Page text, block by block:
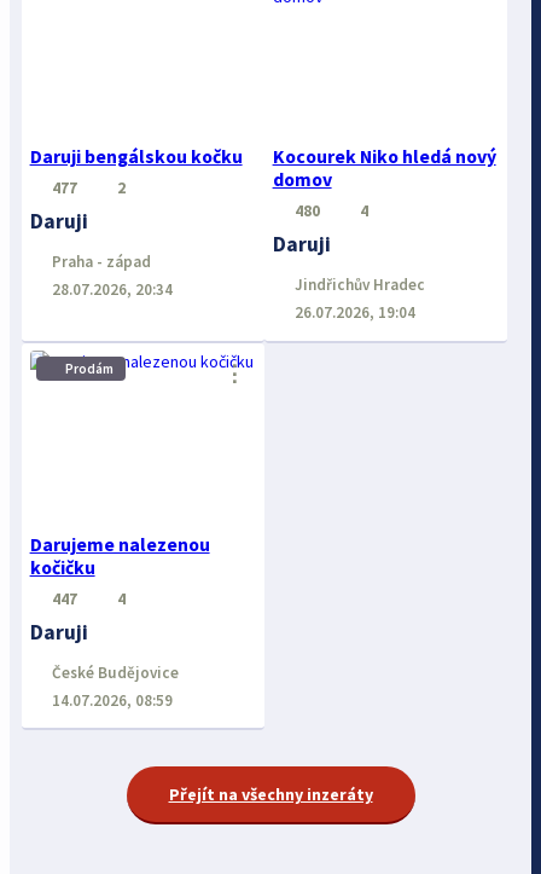
Daruji bengálskou kočku
477 2
Daruji
Praha - západ
28.07.2026, 20:34
Kocourek Niko hledá nový
domov
480 4
Daruji
Jindřichův Hradec
26.07.2026, 19:04
Prodám
Darujeme nalezenou
kočičku
⋮
447 4
Daruji
České Budějovice
14.07.2026, 08:59
Přejít na všechny inzeráty